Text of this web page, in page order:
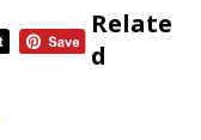
Relate
D